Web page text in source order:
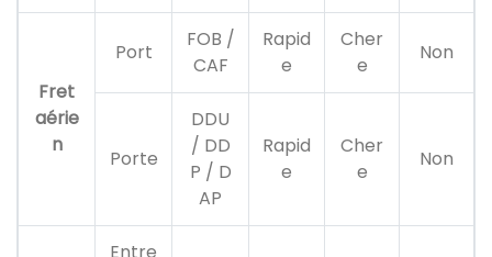
Fret
aérie
n
Port
FOB /
CAF
Rapid
e
Cher
e
Non
Porte
DDU
/ DD
P / D
AP
Rapid
e
Cher
e
Non